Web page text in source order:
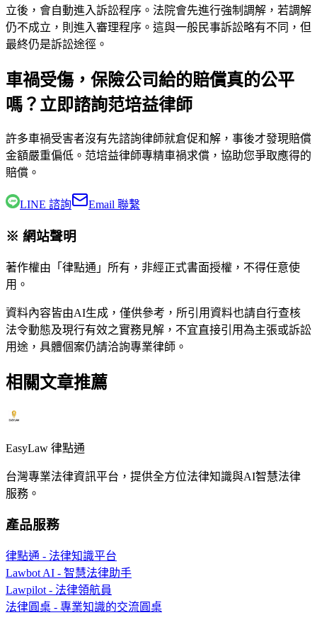
立後，會自動進入訴訟程序。法院會先進行強制調解，若調解
仍不成立，則進入審理程序。這與一般民事訴訟略有不同，但
最終仍是訴訟途徑。
車禍受傷，保險公司給的賠償真的公平
嗎？立即諮詢范培益律師
許多車禍受害者沒有先諮詢律師就倉促和解，事後才發現賠償
金額嚴重偏低。 范培益律師專精車禍求償，協助您爭取應得的
賠償。
LINE 諮詢 Email 聯繫
※ 網站聲明
著作權由「律點通」所有，非經正式書面授權，不得任意使
用。
資料內容皆由AI生成，僅供參考，所引用資料也請自行查核
法令動態及現行有效之實務見解，不宜直接引用為主張或訴訟
用途，具體個案仍請洽詢專業律師。
相關文章推薦
EasyLaw 律點通
台灣專業法律資訊平台，提供全方位法律知識與AI智慧法律
服務。
產品服務
律點通 - 法律知識平台
Lawbot AI - 智慧法律助手
Lawpilot - 法律領航員
法律圓桌 - 專業知識的交流圓桌